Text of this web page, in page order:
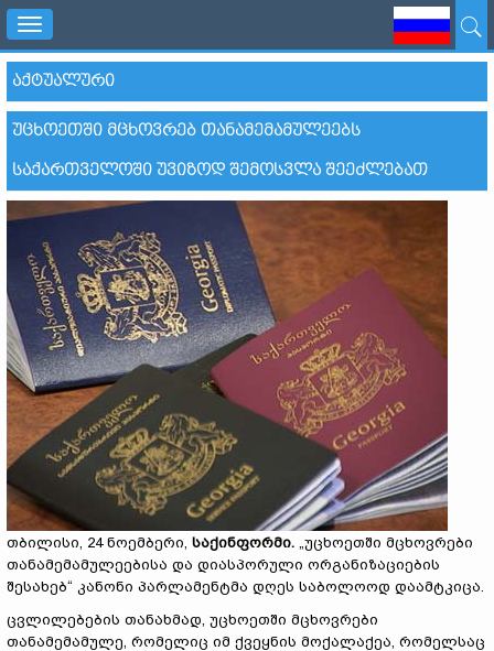
Toggle
navigation
ᲐᲥᲢᲣᲐᲚᲣᲠᲘ
ᲣᲪᲮᲝᲔᲗᲨᲘ ᲛᲪᲮᲝᲕᲠᲔᲑ ᲗᲐᲜᲐᲛᲔᲛᲐᲛᲣᲚᲔᲔᲑᲡ
ᲡᲐᲥᲐᲠᲗᲕᲔᲚᲝᲨᲘ ᲣᲕᲘᲖᲝᲓ ᲨᲔᲛᲝᲡᲕᲚᲐ ᲨᲔᲔᲫᲚᲔᲑᲐᲗ
თბილისი, 24 ნოემბერი, საქინფორმი. „უცხოეთში მცხოვრები
თანამემამულეებისა და დიასპორული ორგანიზაციების
შესახებ“ კანონი პარლამენტმა დღეს საბოლოოდ დაამტკიცა.
ცვლილებების თანახმად, უცხოეთში მცხოვრები
თანამემამულე, რომელიც იმ ქვეყნის მოქალაქეა, რომელსაც